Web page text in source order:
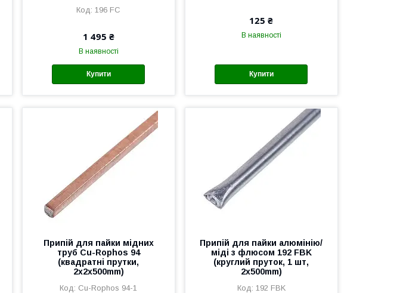
196 FС
1 495 ₴
В наявності
Купити
125 ₴
В наявності
Купити
Припій для пайки мідних
труб Cu-Rophos 94
(квадратні прутки,
2x2x500mm)
Cu-Rophos 94-1
Припій для пайки алюмінію/
міді з флюсом 192 FBK
(круглий пруток, 1 шт,
2x500mm)
192 FBK